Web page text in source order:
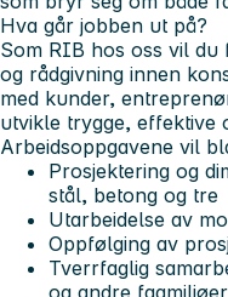
Hva går jobben ut på?
Som RIB hos oss vil
og rådgivning innen
med kunder,
utvikle trygge, effektive
Arbeidsoppgavene vil
Prosjektering og
stål, betong og tre
Utarbeidelse av
Oppfølging av
Tverrfaglig
og andre fagmiljøer